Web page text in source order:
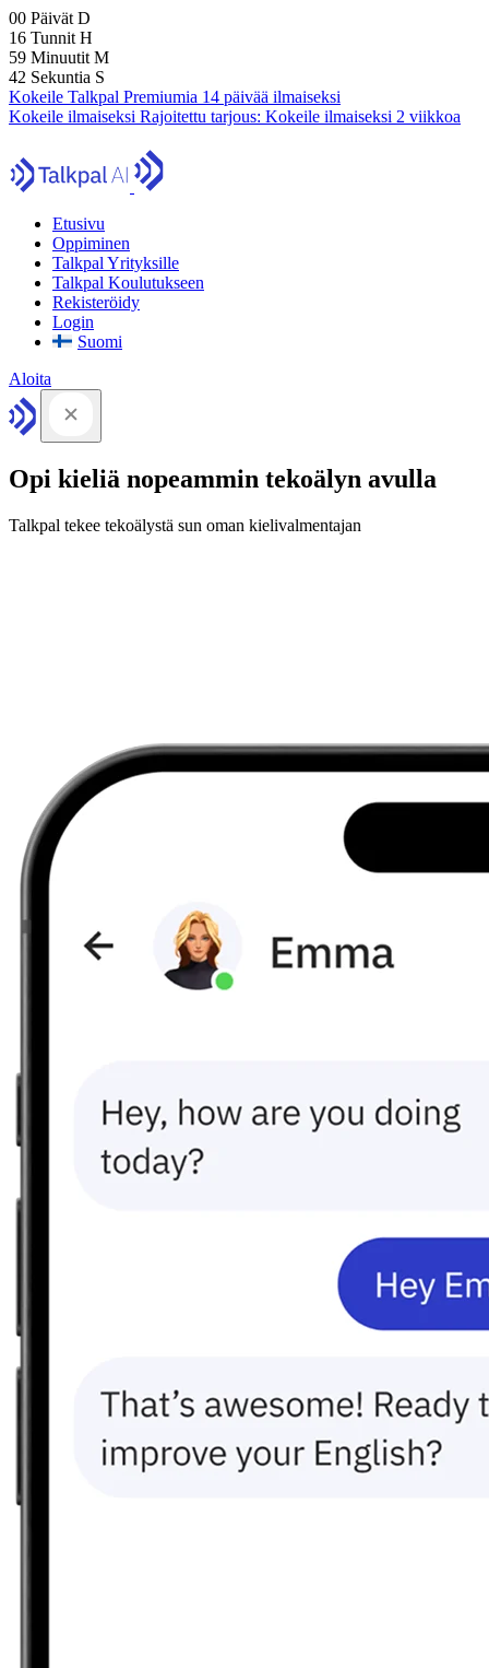
00 Päivät D
16 Tunnit H
59 Minuutit M
41 Sekuntia S
Kokeile Talkpal Premiumia 14 päivää ilmaiseksi
Kokeile ilmaiseksi Rajoitettu tarjous: Kokeile ilmaiseksi 2 viikkoa
Etusivu
Oppiminen
Talkpal Yrityksille
Talkpal Koulutukseen
Rekisteröidy
Login
Suomi
Aloita
Opi kieliä nopeammin tekoälyn avulla
Talkpal tekee tekoälystä sun oman kielivalmentajan